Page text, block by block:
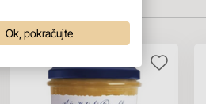
Ok, pokračujte